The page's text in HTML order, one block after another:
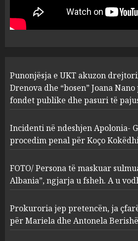
1
“bosen”
abuzim me
pasuri të
2
Apolonia-
procedim
Kokëdhimën
MARCH 27, 2025
3
FOTO/
sulmuan
ngjarja u
serverat?
Prokuroria
çfarë
Punonjësja e UKT akuzon
Drenova dhe “bosen” Joana
fondet publike dhe pasuri të
Incidenti në ndeshjen Apolonia-
procedim penal për Koço
FOTO/ Persona të maskuar
Albania”, ngjarja u fsheh. A u
Prokuroria jep pretencën, ja
për Mariela dhe Antonela